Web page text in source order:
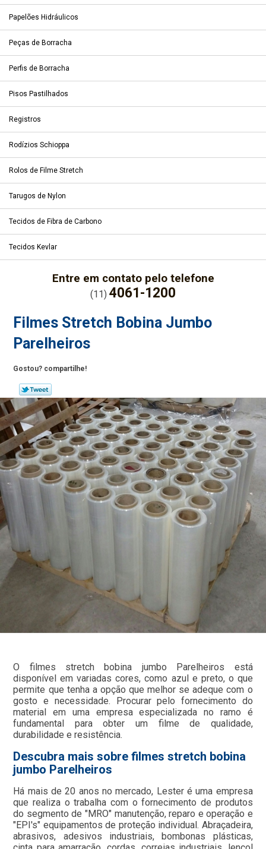
Papelões Hidráulicos
Peças de Borracha
Perfis de Borracha
Pisos Pastilhados
Registros
Rodízios Schioppa
Rolos de Filme Stretch
Tarugos de Nylon
Tecidos de Fibra de Carbono
Tecidos Kevlar
Entre em contato pelo telefone
(11) 4061-1200
Filmes Stretch Bobina Jumbo
Parelheiros
Gostou? compartilhe!
O filmes stretch bobina jumbo Parelheiros está
disponível em variadas cores, como azul e preto, o que
permite que tenha a opção que melhor se adeque com o
gosto e necessidade. Procurar pelo fornecimento do
material em uma empresa especializada no ramo é
fundamental para obter um filme de qualidade,
durabilidade e resistência.
Descubra mais sobre filmes stretch bobina
jumbo Parelheiros
Há mais de 20 anos no mercado, Lester é uma empresa
que realiza o trabalha com o fornecimento de produtos
do segmento de "MRO" manutenção, reparo e operação e
"EPI's" equipamentos de proteção individual. Abraçadeira,
abrasivos, adesivos industriais, bombonas plásticas,